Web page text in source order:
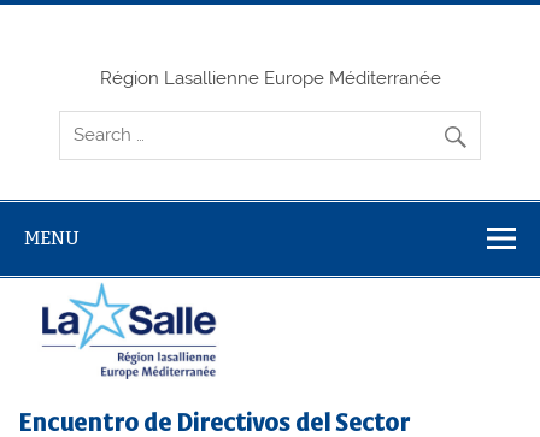
Skip
Région Lasallienne Europe Méditerranée
MENU
Encuentro de Directivos del Sector